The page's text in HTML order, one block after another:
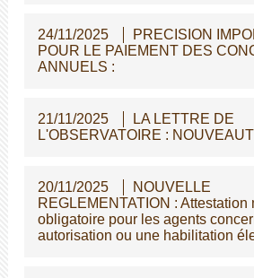
24/11/2025
PRECISION
POUR LE PAIEMENT DES
ANNUELS :
21/11/2025
LA LETTRE DE
L'OBSERVATOIRE :
20/11/2025
NOUVELLE
REGLEMENTATION : Attestation
obligatoire pour les agents
autorisation ou une habilitation